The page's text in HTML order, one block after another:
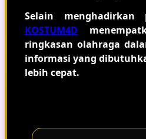
Selain menghadirkan
KOSTUM4D
ringkasan olahraga
informasi yang
lebih cepat.